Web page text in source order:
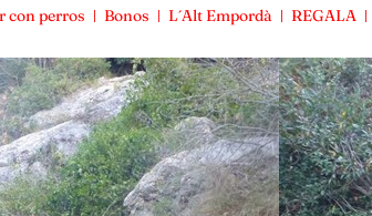
con perros Bonos L´Alt Empordà REGALA
con perros Bonos L´Alt Empordà REGALA